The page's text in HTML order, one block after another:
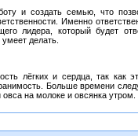
и создать семью, что
Именно
лидера, который будет
делать.
лёгких и сердца, так как
Больше времени
на молоке и овсянка утром.